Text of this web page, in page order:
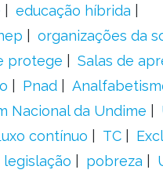
educação híbrida
organizações da
protege
Salas de
Pnad
Nacional da Undime
contínuo TC
legislação pobreza